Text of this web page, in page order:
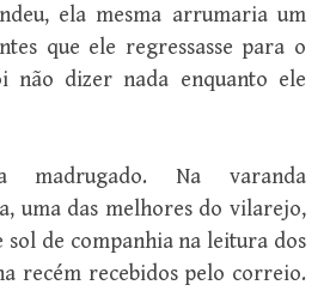
ela mesma arrumaria um
que ele regressasse para o
não dizer nada enquanto ele
madrugado. Na varanda
uma das melhores do vilarejo,
de companhia na leitura dos
recém recebidos pelo correio.